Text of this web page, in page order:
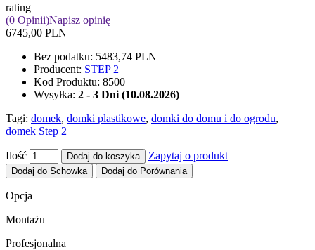
rating
(0 Opinii)Napisz opinię
6745,00 PLN
Bez podatku: 5483,74 PLN
Producent: STEP 2
Kod Produktu: 8500
Wysyłka: 2 - 3 Dni (10.08.2026)
Tagi: domek, domki plastikowe, domki do domu i do ogrodu,
domek Step 2
Ilość Dodaj do koszyka Zapytaj o produkt
Dodaj do Schowka Dodaj do Porównania
Opcja
Montażu
Profesjonalna